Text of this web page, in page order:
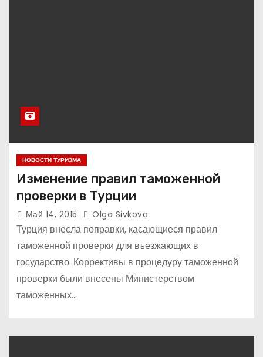
НОВОСТИ ТУРИЗМА
Изменение правил таможенной
проверки в Турции
Май 14, 2015 Olga Sivkova
Турция внесла поправки, касающиеся правил
таможенной проверки для въезжающих в
государство. Коррективы в процедуру таможенной
проверки были внесены Министерством
таможенных…